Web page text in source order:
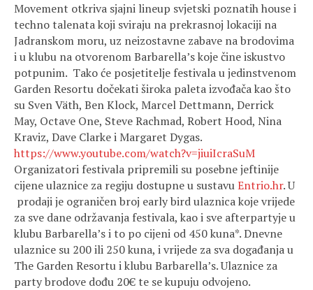
Movement otkriva sjajni lineup svjetski poznatih house i
techno talenata koji sviraju na prekrasnoj lokaciji na
Jadranskom moru, uz neizostavne zabave na brodovima
i u klubu na otvorenom Barbarella’s koje čine iskustvo
potpunim. Tako će posjetitelje festivala u jedinstvenom
Garden Resortu dočekati široka paleta izvođača kao što
su Sven Väth, Ben Klock, Marcel Dettmann, Derrick
May, Octave One, Steve Rachmad, Robert Hood, Nina
Kraviz, Dave Clarke i Margaret Dygas.
https://www.youtube.com/watch?v=jiuiIcraSuM
Organizatori festivala pripremili su posebne jeftinije
cijene ulaznice za regiju dostupne u sustavuEntrio.hr. U
prodaji je ograničen broj early bird ulaznica koje vrijede
za sve dane održavanja festivala, kao i sve afterpartyje u
klubu Barbarella’s i to po cijeni od 450 kuna*. Dnevne
ulaznice su 200 ili 250 kuna, i vrijede za sva događanja u
The Garden Resortu i klubu Barbarella’s. Ulaznice za
party brodove dođu 20€ te se kupuju odvojeno.